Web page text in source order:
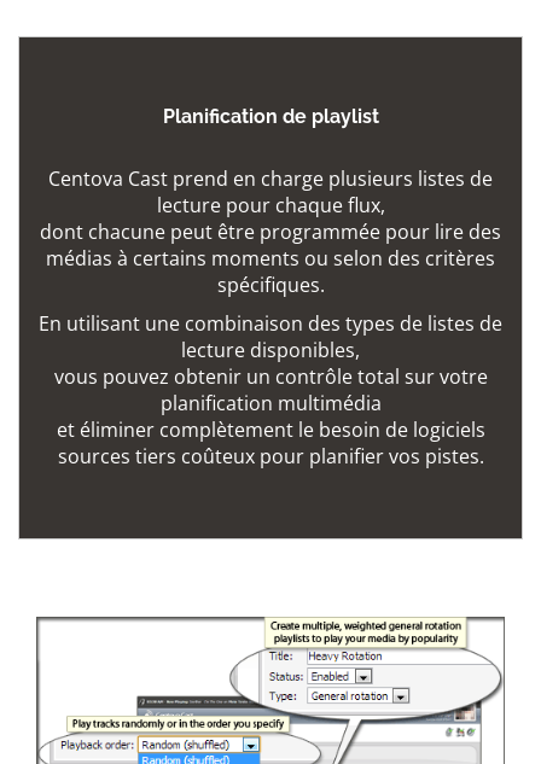
Planification de playlist
Centova Cast prend en charge plusieurs listes de
lecture pour chaque flux,
dont chacune peut être programmée pour lire des
médias à certains moments ou selon des critères
spécifiques.
En utilisant une combinaison des types de listes de
lecture disponibles,
vous pouvez obtenir un contrôle total sur votre
planification multimédia
et éliminer complètement le besoin de logiciels
sources tiers coûteux pour planifier vos pistes.